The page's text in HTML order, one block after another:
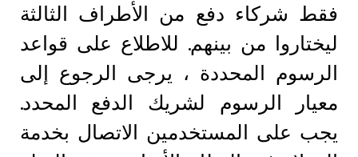
فقط شركاء دفع من الأطراف الثالثة
ليختاروا من بينهم. للاطلاع على قواعد
الرسوم المحددة ، يرجى الرجوع إلى
معيار الرسوم لشريك الدفع المحدد.
يجب على المستخدمين الاتصال بخدمة